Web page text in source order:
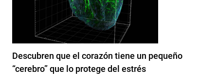
Descubren que el corazón tiene un pequeño
“cerebro” que lo protege del estrés